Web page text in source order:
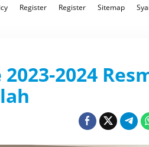
Register Register Sitemap
2024